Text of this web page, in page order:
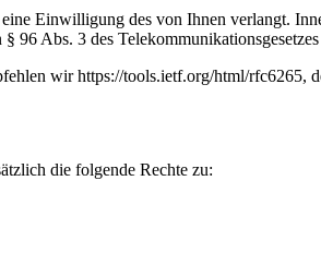
Einwilligung des von Ihnen verlangt.
96 Abs. 3 des
wir https://tools.ietf.org/html/rfc6265,
die folgende Rechte zu: